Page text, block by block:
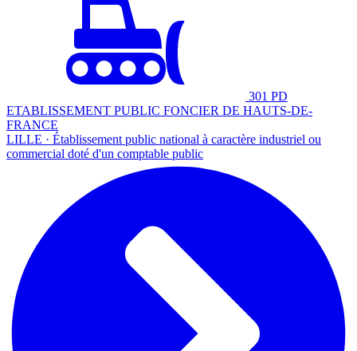
301 PD
ETABLISSEMENT PUBLIC FONCIER DE HAUTS-DE-
FRANCE
LILLE · Établissement public national à caractère industriel ou
commercial doté d'un comptable public